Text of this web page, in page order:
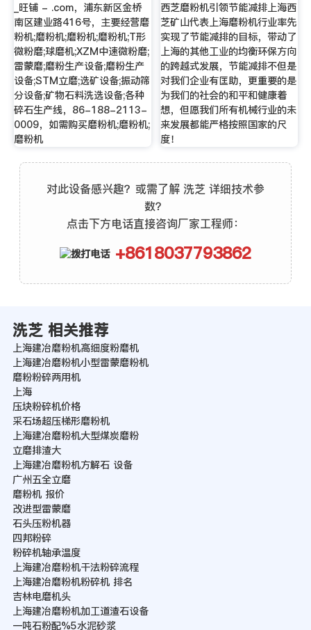
_旺铺 - .com，浦东新区金桥
南区建业路416号，主要经营磨
粉机;磨粉机;磨粉机;磨粉机;T形
微粉磨;球磨机;XZM中速微粉磨;
雷蒙磨;磨粉生产设备;磨粉生产
设备;STM立磨;选矿设备;振动筛
分设备;矿物石料洗选设备;各种
碎石生产线，86-188-2113-
0009，如需购买磨粉机;磨粉机;
磨粉机
西芝磨粉机引领节能减排上海西
芝矿山代表上海磨粉机行业率先
实现了节能减排的目标，带动了
上海的其他工业的均衡环保方向
的跨越式发展，节能减排不但是
对我们企业有匡助，更重要的是
为我们的社会的和平和健康着
想，但愿我们所有机械行业的未
来发展都能严格按照国家的尺
度！
对此设备感兴趣？或需了解 洗芝 详细技术参
数？
点击下方电话直接咨询厂家工程师：
+8618037793862
洗芝 相关推荐
上海建冶磨粉机高细度粉磨机
上海建冶磨粉机小型雷蒙磨粉机
磨粉粉碎两用机
上海
压块粉碎机价格
采石场超压梯形磨粉机
上海建冶磨粉机大型煤炭磨粉
立磨排渣大
上海建冶磨粉机方解石 设备
广州五全立磨
磨粉机 报价
改进型雷蒙磨
石头压粉机器
四邦粉碎
粉碎机轴承温度
上海建冶磨粉机干法粉碎流程
上海建冶磨粉机粉碎机 排名
吉林电磨机头
上海建冶磨粉机加工道渣石设备
一吨石粉配%5水泥砂浆